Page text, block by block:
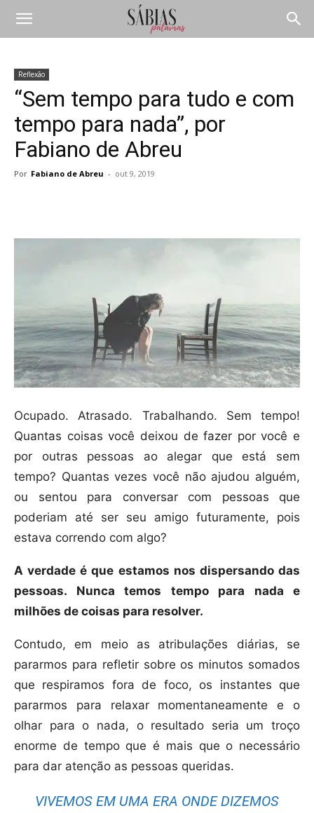
Reflexão
“Sem tempo para tudo e com
tempo para nada”, por
Fabiano de Abreu
Por Fabiano de Abreu - out 9, 2019
Ocupado. Atrasado. Trabalhando. Sem tempo!
Quantas coisas você deixou de fazer por você e
por outras pessoas ao alegar que está sem
tempo? Quantas vezes você não ajudou alguém,
ou sentou para conversar com pessoas que
poderiam até ser seu amigo futuramente, pois
estava correndo com algo?
A verdade é que estamos nos dispersando das
pessoas. Nunca temos tempo para nada e
milhões de coisas para resolver.
Contudo, em meio as atribulações diárias, se
pararmos para refletir sobre os minutos somados
que respiramos fora de foco, os instantes que
pararmos para relaxar momentaneamente e o
olhar para o nada, o resultado seria um troço
enorme de tempo que é mais que o necessário
para dar atenção as pessoas queridas.
VIVEMOS EM UMA ERA ONDE DIZEMOS